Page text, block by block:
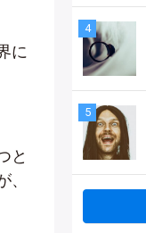
に
と
4
5